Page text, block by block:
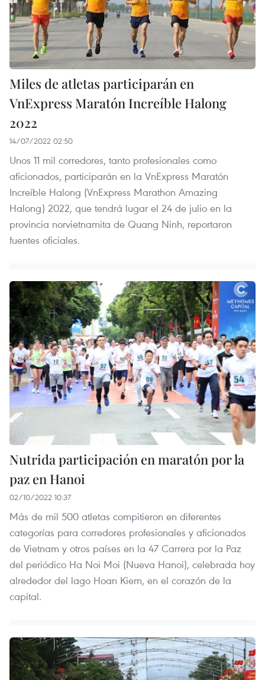
Miles de atletas participarán en
VnExpress Maratón Increíble Halong
2022
14/07/2022 02:50
Unos 11 mil corredores, tanto profesionales como
aficionados, participarán en la VnExpress Maratón
Increíble Halong (VnExpress Marathon Amazing
Halong) 2022, que tendrá lugar el 24 de julio en la
provincia norvietnamita de Quang Ninh, reportaron
fuentes oficiales.
Nutrida participación en maratón por la
paz en Hanoi
02/10/2022 10:37
Más de mil 500 atletas compitieron en diferentes
categorías para corredores profesionales y aficionados
de Vietnam y otros países en la 47 Carrera por la Paz
del periódico Ha Noi Moi (Nueva Hanoi), celebrada hoy
alrededor del lago Hoan Kiem, en el corazón de la
capital.